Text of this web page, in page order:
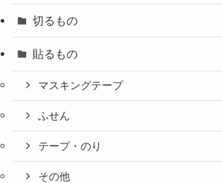
切るもの
貼るもの
マスキングテープ
ふせん
テープ・のり
その他